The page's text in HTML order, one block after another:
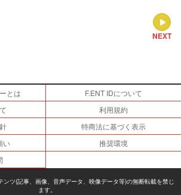
NEXT
とは
F.ENT IDについて
利用規約
特商法に基づく表示
い
推奨環境
ツ(記事、画像、音声データ、映像データ等)の無断転載を禁じ
ます。